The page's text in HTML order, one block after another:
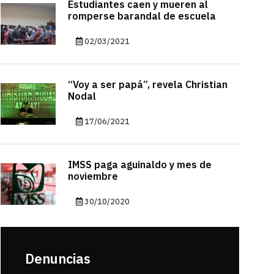
Estudiantes caen y mueren al
romperse barandal de escuela
02/03/2021
“Voy a ser papá”, revela Christian
Nodal
17/06/2021
IMSS paga aguinaldo y mes de
noviembre
30/10/2020
Denuncias